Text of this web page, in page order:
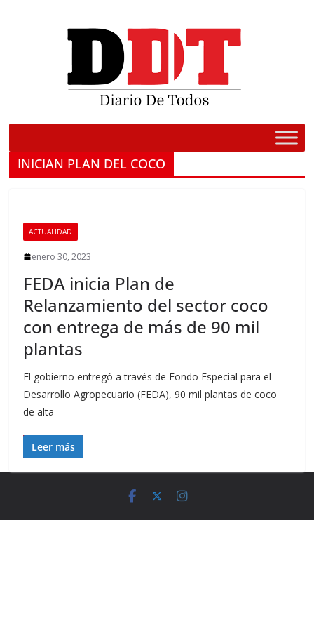
INICIAN PLAN DEL COCO
ACTUALIDAD
enero 30, 2023
FEDA inicia Plan de
Relanzamiento del sector coco
con entrega de más de 90 mil
plantas
El gobierno entregó a través de Fondo Especial para el
Desarrollo Agropecuario (FEDA), 90 mil plantas de coco
de alta
Leer más